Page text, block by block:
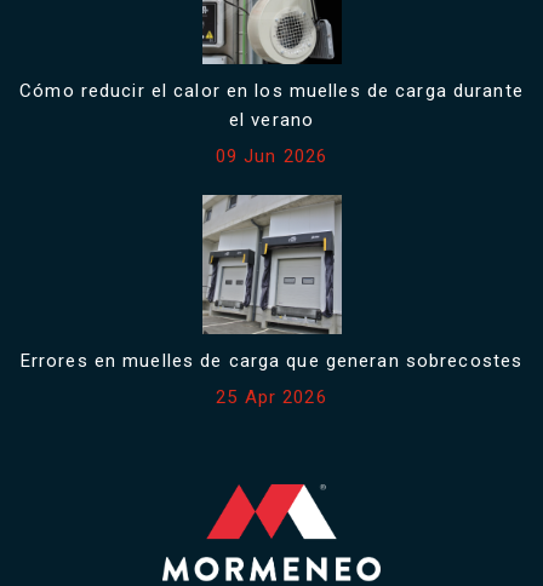
Cómo reducir el calor en los muelles de carga durante
el verano
09 Jun 2026
Errores en muelles de carga que generan sobrecostes
25 Apr 2026